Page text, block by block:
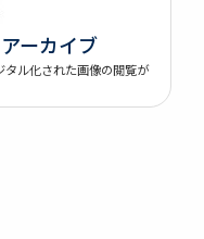
ーカイブ
ル化された画像の閲覧が